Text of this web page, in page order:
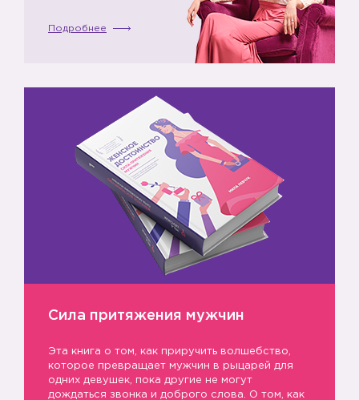
Подробнее
Сила притяжения мужчин
Эта книга о том, как приручить волшебство,
которое превращает мужчин в рыцарей для
одних девушек, пока другие не могут
дождаться звонка и доброго слова. О том, как